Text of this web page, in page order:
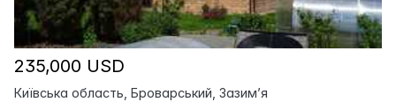
235,000 USD
Київська область, Броварський, Зазим’я